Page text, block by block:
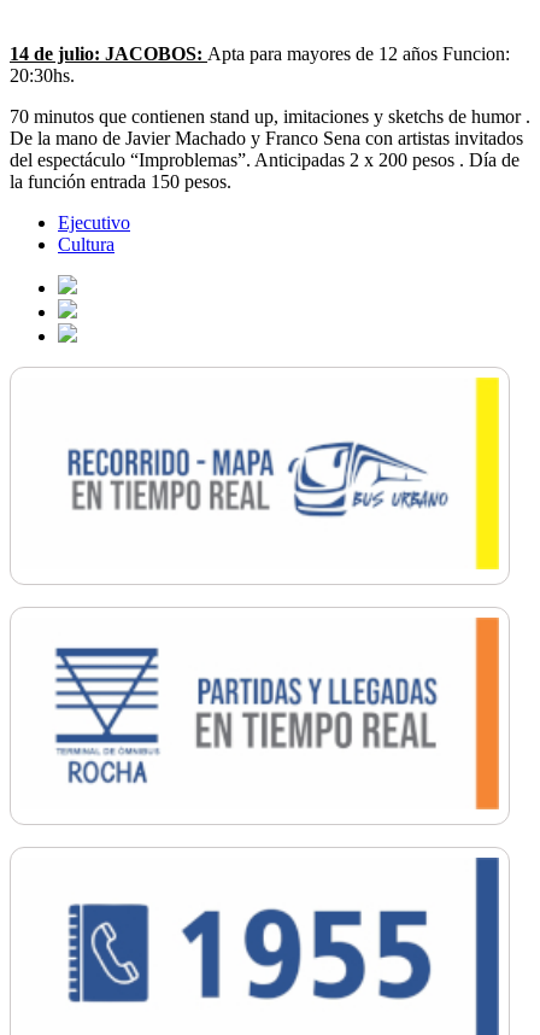
14 de julio: JACOBOS: Apta para mayores de 12 años Funcion:
20:30hs.
70 minutos que contienen stand up, imitaciones y sketchs de humor .
De la mano de Javier Machado y Franco Sena con artistas invitados
del espectáculo “Improblemas”. Anticipadas 2 x 200 pesos . Día de
la función entrada 150 pesos.
Ejecutivo
Cultura